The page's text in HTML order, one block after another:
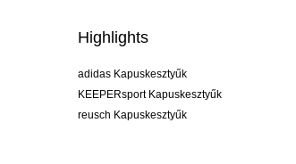
Highlights
adidas Kapuskesztyűk
KEEPERsport Kapuskesztyűk
reusch Kapuskesztyűk